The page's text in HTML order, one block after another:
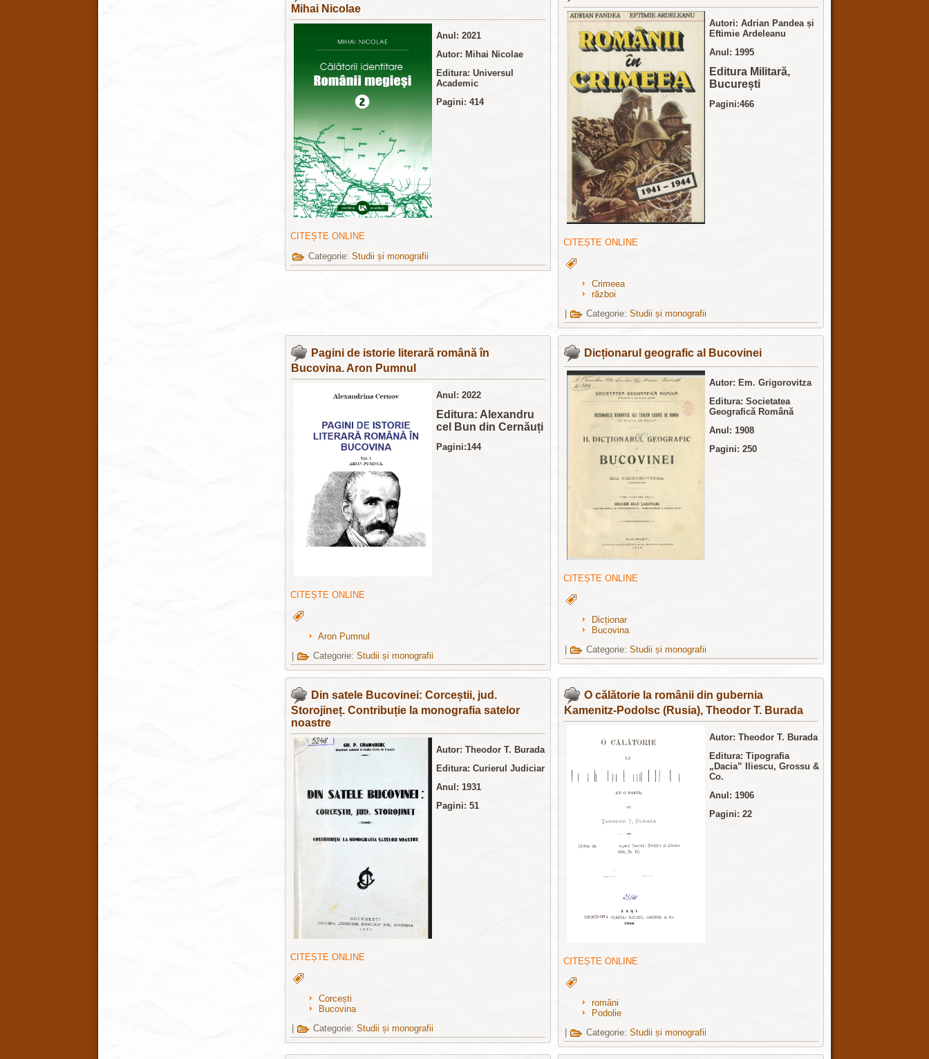
Mihai Nicolae
Anul: 2021
Autor: Mihai Nicolae
Editura: Universul
Academic
Pagini: 414
CITEȘTE ONLINE
Categorie: Studii și monografii
Autori: Adrian Pandea și
Eftimie Ardeleanu
Anul: 1995
Editura Militară,
București
Pagini:466
CITEȘTE ONLINE
Crimeea
război
Categorie: Studii și monografii
Pagini de istorie literară română în
Bucovina. Aron Pumnul
Anul: 2022
Editura: Alexandru
cel Bun din Cernăuți
Pagini:144
CITEȘTE ONLINE
Aron Pumnul
Categorie: Studii și monografii
Dicționarul geografic al Bucovinei
Autor: Em. Grigorovitza
Editura: Societatea
Geografică Română
Anul: 1908
Pagini: 250
CITEȘTE ONLINE
Dicționar
Bucovina
Categorie: Studii și monografii
Din satele Bucovinei: Corceștii, jud.
Storojineț. Contribuție la monografia satelor
noastre
Autor: Theodor T. Burada
Editura: Curierul Judiciar
Anul: 1931
Pagini: 51
CITEȘTE ONLINE
Corcești
Bucovina
Categorie: Studii și monografii
O călătorie la românii din gubernia
Kamenitz-Podolsc (Rusia), Theodor T. Burada
Autor: Theodor T. Burada
Editura: Tipografia
„Dacia” Iliescu, Grossu &
Co.
Anul: 1906
Pagini: 22
CITEȘTE ONLINE
români
Podolie
Categorie: Studii și monografii